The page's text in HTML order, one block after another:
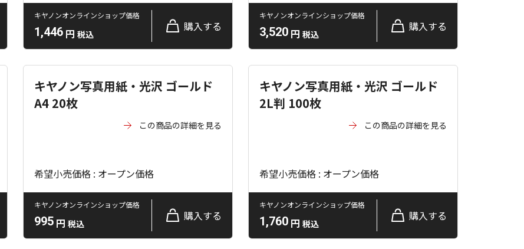
キヤノンオンラインショップ価格
1,446 円 税込
購入する
キヤノンオンラインショップ価格
3,520 円 税込
購入する
キヤノン写真用紙・光沢 ゴールド
A4 20枚
この商品の詳細を見る
希望小売価格 : オープン価格
キヤノンオンラインショップ価格
995 円 税込
購入する
キヤノン写真用紙・光沢 ゴールド
2L判 100枚
この商品の詳細を見る
希望小売価格 : オープン価格
キヤノンオンラインショップ価格
1,760 円 税込
購入する